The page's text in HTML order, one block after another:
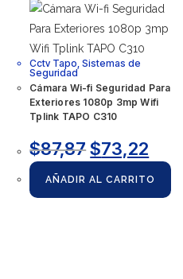
Cctv Tapo ,Sistemas de
Seguridad
Cámara Wi-fi Seguridad Para
Exteriores 1080p 3mp Wifi
Tplink TAPO C310
$87,87 $73,22
AÑADIR AL CARRITO